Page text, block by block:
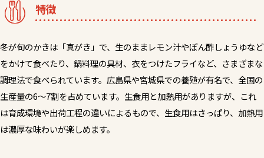
特徴
冬が旬のかきは「真がき」で、生のままレモン汁やぽん酢しょうゆなど
をかけて食べたり、鍋料理の具材、衣をつけたフライなど、さまざまな
調理法で食べられています。広島県や宮城県での養殖が有名で、全国の
生産量の6～7割を占めています。生食用と加熱用がありますが、これ
は育成環境や出荷工程の違いによるもので、生食用はさっぱり、加熱用
は濃厚な味わいが楽しめます。